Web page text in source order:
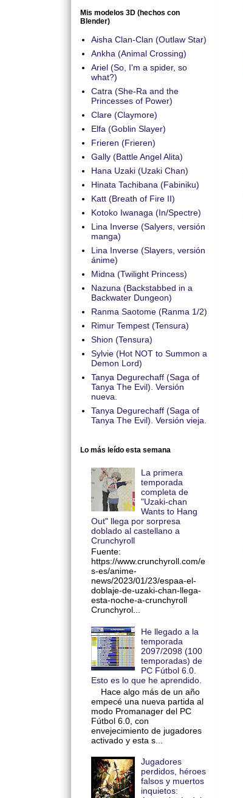
Mis modelos 3D (hechos con
Blender)
Aisha Clan-Clan (Outlaw Star)
Ankha (Animal Crossing)
Ariel (So, I'm a spider, so
what?)
Catra (She-Ra and the
Princesses of Power)
Clare (Claymore)
Elfa (Goblin Slayer)
Frieren (Frieren)
Gally (Battle Angel Alita)
Hana Uzaki (Uzaki Chan)
Hinata Tachibana (Fabiniku)
Katt (Breath of Fire II)
Kotoko Iwanaga (In/Spectre)
Lina Inverse (Salyers, versión
manga)
Lina Inverse (Slayers, versión
ánime)
Midna (Twilight Princess)
Nazuna (Backstabbed in a
Backwater Dungeon)
Ranma Saotome (Ranma 1/2)
Rimur Tempest (Tensura)
Shion (Tensura)
Sylvie (Hot NOT to Summon a
Demon Lord)
Tanya Degurechaff (Saga of
Tanya The Evil). Versión
nueva.
Tanya Degurechaff (Saga of
Tanya The Evil). Versión vieja.
Lo más leído esta semana
La primera
temporada
completa de
"Uzaki-chan
Wants to Hang
Out" llega por sorpresa
doblado al castellano a
Crunchyroll
Fuente:
https://www.crunchyroll.com/e
s-es/anime-
news/2023/01/23/espaa-el-
doblaje-de-uzaki-chan-llega-
esta-noche-a-crunchyroll
Crunchyrol...
He llegado a la
temporada
2097/2098 (100
temporadas) de
PC Fútbol 6.0.
Esto es lo que he aprendido.
Hace algo más de un año
empecé una nueva partida al
modo Promanager del PC
Fútbol 6.0, con
envejecimiento de jugadores
activado y esta s...
Jugadores
perdidos, héroes
falsos y muertos
inquietos: